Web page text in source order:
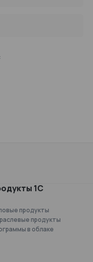
1С
продукты
продукты
в облаке